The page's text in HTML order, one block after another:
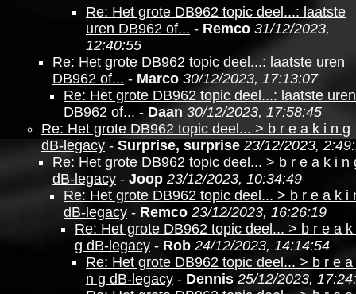
Re: Het grote DB962 topic deel...: laatste
uren DB962 of... - Remco 31/12/2023,
12:40:55
Re: Het grote DB962 topic deel...: laatste uren
DB962 of... - Marco 30/12/2023, 17:13:07
Re: Het grote DB962 topic deel...: laatste uren
DB962 of... - Daan 30/12/2023, 17:58:45
Re: Het grote DB962 topic deel... > b r e a k i n g
dB-legacy - Surprise, surprise 23/12/2023,
Re: Het grote DB962 topic deel... > b r e a k i n
dB-legacy - Joop 23/12/2023, 10:34:49
Re: Het grote DB962 topic deel... > b r e a k i
dB-legacy - Remco 23/12/2023, 16:26:19
Re: Het grote DB962 topic deel... > b r e a k
g dB-legacy - Rob 24/12/2023, 14:14:54
Re: Het grote DB962 topic deel... > b r e a
n g dB-legacy - Dennis 25/12/2023,